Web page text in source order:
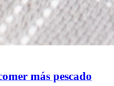
más pescado